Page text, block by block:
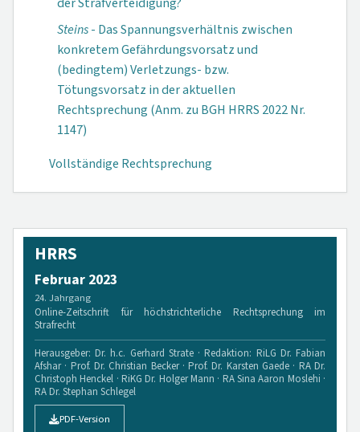
Steins- Das Spannungsverhältnis zwischen
konkretem Gefährdungsvorsatz und
(bedingtem) Verletzungs- bzw.
Tötungsvorsatz in der aktuellen
Rechtsprechung (Anm. zu BGH HRRS 2022 Nr.
1147)
Vollständige Rechtsprechung
HRRS
Februar 2023
24. Jahrgang
Online-Zeitschrift für höchstrichterliche Rechtsprechung im
Strafrecht
Herausgeber: Dr. h.c. Gerhard Strate · Redaktion: RiLG Dr. Fabian
Afshar · Prof. Dr. Christian Becker · Prof. Dr. Karsten Gaede · RA Dr.
Christoph Henckel · RiKG Dr. Holger Mann · RA Sina Aaron Moslehi ·
RA Dr. Stephan Schlegel
PDF-Version